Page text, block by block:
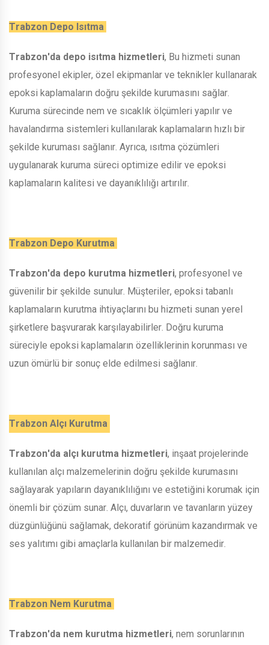
Trabzon Depo Isıtma
Trabzon'da depo isıtma hizmetleri, Bu hizmeti sunan
profesyonel ekipler, özel ekipmanlar ve teknikler kullanarak
epoksi kaplamaların doğru şekilde kurumasını sağlar.
Kuruma sürecinde nem ve sıcaklık ölçümleri yapılır ve
havalandırma sistemleri kullanılarak kaplamaların hızlı bir
şekilde kuruması sağlanır. Ayrıca, ısıtma çözümleri
uygulanarak kuruma süreci optimize edilir ve epoksi
kaplamaların kalitesi ve dayanıklılığı artırılır.
Trabzon Depo Kurutma
Trabzon'da depo kurutma hizmetleri, profesyonel ve
güvenilir bir şekilde sunulur. Müşteriler, epoksi tabanlı
kaplamaların kurutma ihtiyaçlarını bu hizmeti sunan yerel
şirketlere başvurarak karşılayabilirler. Doğru kuruma
süreciyle epoksi kaplamaların özelliklerinin korunması ve
uzun ömürlü bir sonuç elde edilmesi sağlanır.
Trabzon Alçı Kurutma
Trabzon'da alçı kurutma hizmetleri, inşaat projelerinde
kullanılan alçı malzemelerinin doğru şekilde kurumasını
sağlayarak yapıların dayanıklılığını ve estetiğini korumak için
önemli bir çözüm sunar. Alçı, duvarların ve tavanların yüzey
düzgünlüğünü sağlamak, dekoratif görünüm kazandırmak ve
ses yalıtımı gibi amaçlarla kullanılan bir malzemedir.
Trabzon Nem Kurutma
Trabzon'da nem kurutma hizmetleri, nem sorunlarının